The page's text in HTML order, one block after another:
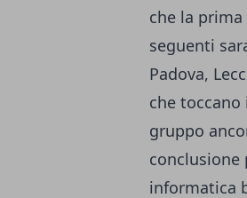
che la prima
seguenti
Padova,
che
gruppo
conclusione
informatica